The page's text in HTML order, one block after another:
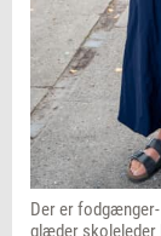
Der er
glæder skoleleder